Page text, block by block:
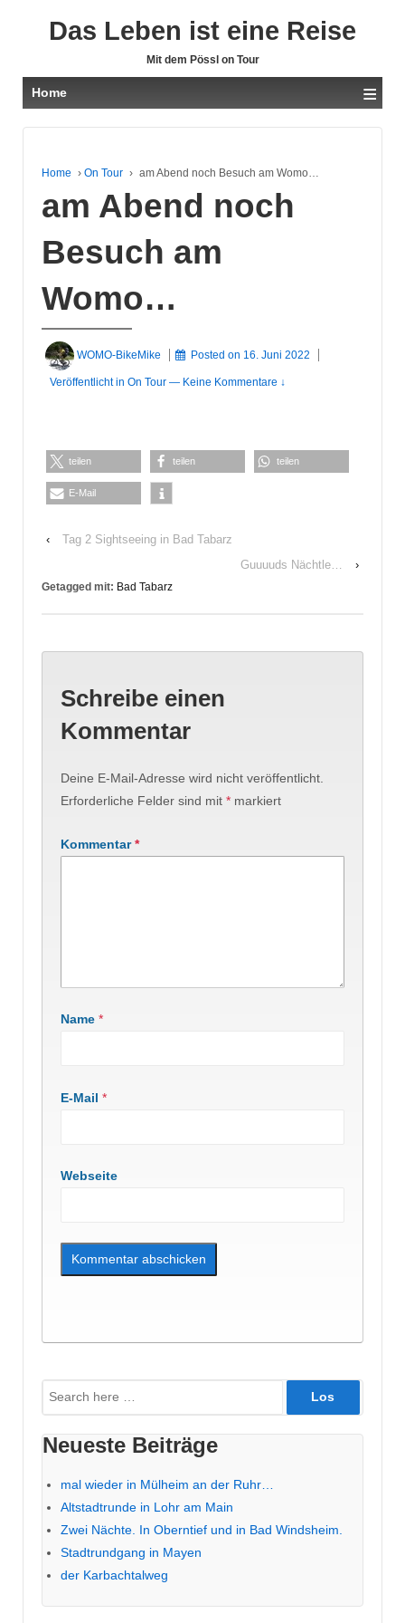
Das Leben ist eine Reise
Mit dem Pössl on Tour
Home ≡
Home › On Tour › am Abend noch Besuch am Womo…
am Abend noch
Besuch am
Womo…
WOMO-BikeMike Posted on 16. Juni 2022
Veröffentlicht in On Tour — Keine Kommentare ↓
teilen teilen teilen
E-Mail
‹
Tag 2 Sightseeing in Bad Tabarz
Guuuuds Nächtle…
›
Getagged mit: Bad Tabarz
Schreibe einen
Kommentar
Deine E-Mail-Adresse wird nicht veröffentlicht.
Erforderliche Felder sind mit * markiert
Kommentar*
Name *
E-Mail *
Webseite
Suche
nach:
Neueste Beiträge
mal wieder in Mülheim an der Ruhr…
Altstadtrunde in Lohr am Main
Zwei Nächte. In Oberntief und in Bad Windsheim.
Stadtrundgang in Mayen
der Karbachtalweg